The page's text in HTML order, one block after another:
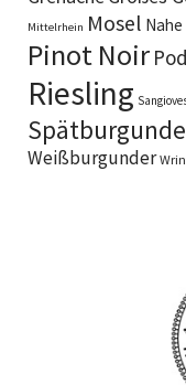
Mittelrhein Mosel Nahe
Pinot Noir
Riesling
Weißburgunder